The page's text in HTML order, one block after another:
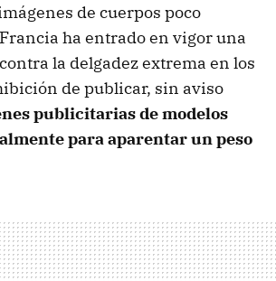
de cuerpos poco
ha entrado en vigor una
la delgadez extrema en los
de publicar, sin aviso
publicitarias de modelos
para aparentar un peso